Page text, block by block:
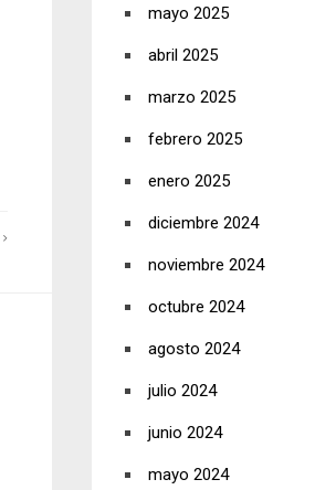
mayo 2025
abril 2025
marzo 2025
febrero 2025
enero 2025
diciembre 2024
noviembre 2024
octubre 2024
agosto 2024
julio 2024
junio 2024
mayo 2024